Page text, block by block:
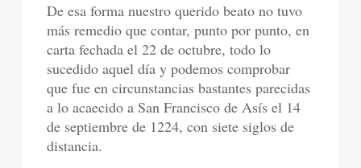
De esa forma nuestro querido beato no tuvo
más remedio que contar, punto por punto, en
carta fechada el 22 de octubre, todo lo
sucedido aquel día y podemos comprobar
que fue en circunstancias bastantes parecidas
a lo acaecido a San Francisco de Asís el 14
de septiembre de 1224, con siete siglos de
distancia.